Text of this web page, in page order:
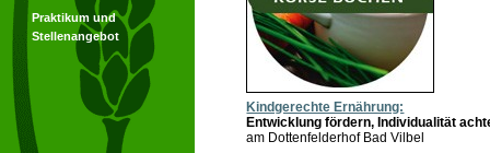
Praktikum und
Stellenangebot
Kindgerechte Ernährung:
Entwicklung fördern, Individualität
am Dottenfelderhof Bad Vilbel